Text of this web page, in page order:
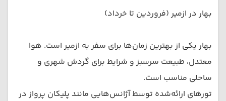
بهار در ازمیر (فروردین تا خرداد)
بهار یکی از بهترین زمان‌ها برای سفر به ازمیر است. هوا
معتدل، طبیعت سرسبز و شرایط برای گردش شهری و
ساحلی مناسب است.
تورهای ارائه‌شده توسط آژانس‌هایی مانند پلیکان پرواز در